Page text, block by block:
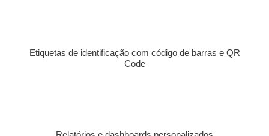
Etiquetas de identificação com código de barras e QR
Code